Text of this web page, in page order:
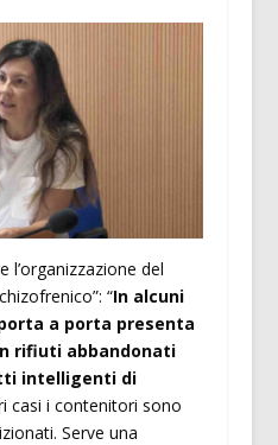
l’organizzazione del
“In alcuni
a porta presenta
rifiuti abbandonati
intelligenti di
casi i contenitori sono
Serve una